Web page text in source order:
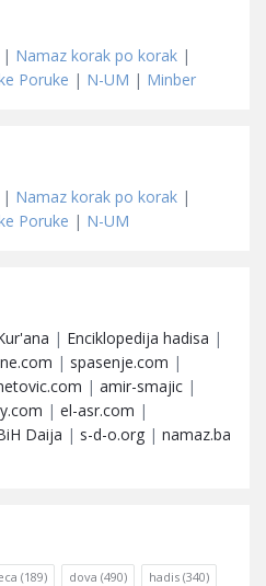
| Namaz korak po korak |
Poruke | N-UM | Minber
| Namaz korak po korak |
Poruke | N-UM
| Enciklopedija hadisa |
| spasenje.com |
| amir-smajic |
| el-asr.com |
Daija | s-d-o.org | namaz.ba
(189) dova (490) hadis (340)